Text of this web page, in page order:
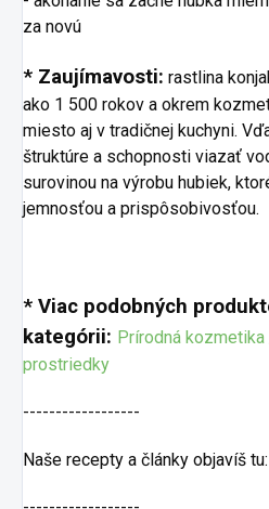
za novú
* Zaujímavosti: rastlina
ako 1 500 rokov a okrem
miesto aj v tradičnej kuchyni.
štruktúre a schopnosti viazať
surovinou na výrobu hubiek,
jemnosťou a prispôsobivosťou.
* Viac podobných
kategórii: Prírodná kozmetika
prostriedky
------------------
Naše recepty a články objavíš tu: